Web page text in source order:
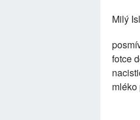
Milý
fotce
mléko